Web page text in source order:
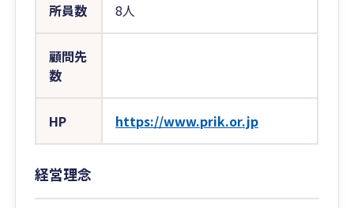
所員数 8人
顧問先
数
HP https://www.prik.or.jp
経営理念